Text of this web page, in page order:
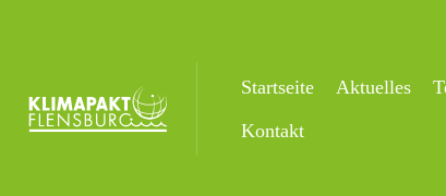
Startseite Aktuelles
Kontakt